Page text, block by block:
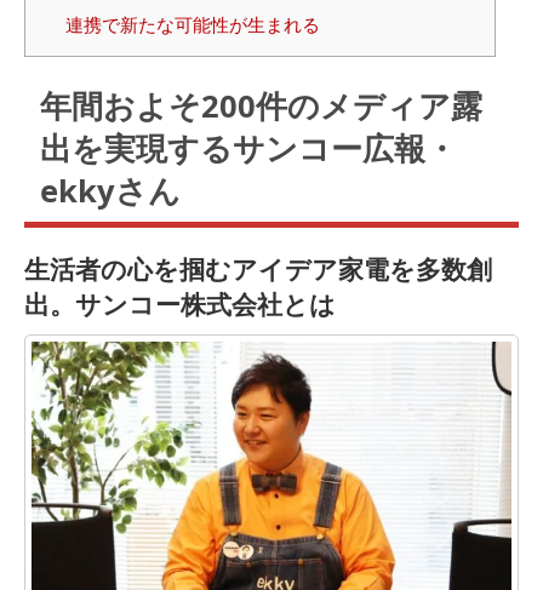
連携で新たな可能性が生まれる
年間およそ200件のメディア露
出を実現するサンコー広報・
ekkyさん
生活者の心を掴むアイデア家電を多数創
出。サンコー株式会社とは